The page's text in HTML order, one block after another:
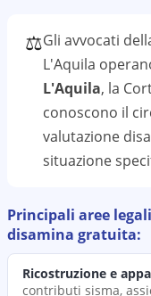
⚖️Gli avvocati
L'Aquila
L'Aquila, la
conoscono il
valutazione
situazione
Principali aree
disamina gratuita:
Ricostruzione e
contributi sisma,